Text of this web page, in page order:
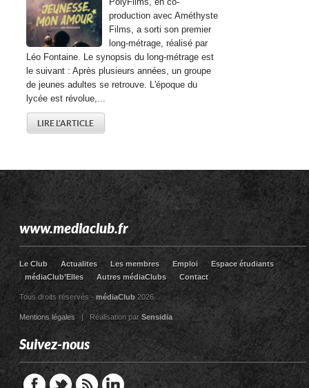
production avec Améthyste
Films, a sorti son premier
long-métrage, réalisé par
Léo Fontaine. Le synopsis du long-métrage est
le suivant : Après plusieurs années, un groupe
de jeunes adultes se retrouve. L'époque du
lycée est révolue,...
LIRE L'ARTICLE
www.mediaclub.fr
Le Club Actualites Les membres Emploi
Espace étudiants
médiaClub’Elles
Autres médiaClubs Contact
Tous droits réservés -médiaClub 2026
Mentions légales| Réalisation parSensidia
Suivez-nous